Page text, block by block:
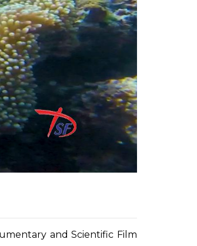
and Scientific Film